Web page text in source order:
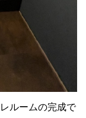
ルームの完成で